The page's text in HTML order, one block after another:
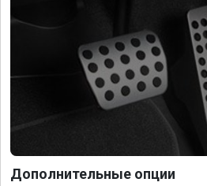
Дополнительные опции